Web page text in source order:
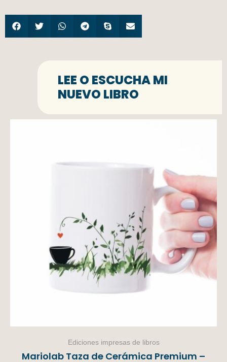
LEE O ESCUCHA MI
NUEVO LIBRO
Ediciones impresas de libros
Mariolab Taza de Cerámica Premium –